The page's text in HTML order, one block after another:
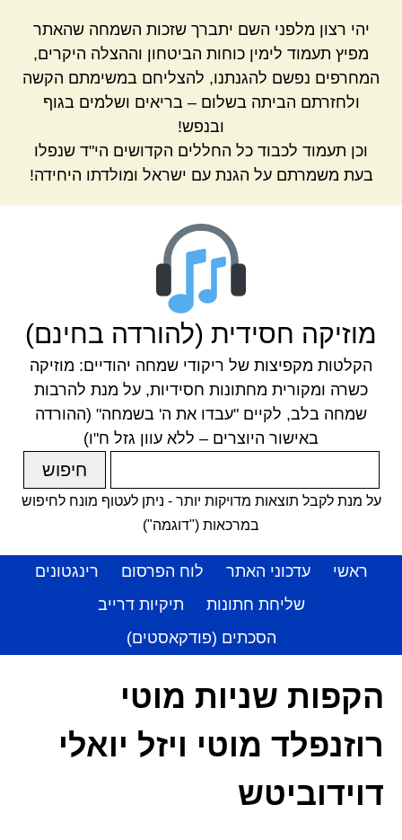
יהי רצון מלפני השם יתברך שזכות השמחה שהאתר
מפיץ תעמוד לימין כוחות הביטחון וההצלה היקרים,
המחרפים נפשם להגנתנו, להצליחם במשימתם הקשה
ולחזרתם הביתה בשלום – בריאים ושלמים בגוף
ובנפש!
וכן תעמוד לכבוד כל החללים הקדושים הי"ד שנפלו
בעת משמרתם על הגנת עם ישראל ומולדתו היחידה!
מוזיקה חסידית (להורדה בחינם)
הקלטות מקפיצות של ריקודי שמחה יהודיים: מוזיקה
כשרה ומקורית מחתונות חסידיות, על מנת להרבות
שמחה בלב, לקיים "עבדו את ה' בשמחה" (ההורדה
באישור היוצרים – ללא עוון גזל ח"ו)
על מנת לקבל תוצאות מדויקות יותר - ניתן לעטוף מונח לחיפוש
במרכאות ("דוגמה")
ראשי עדכוני האתר לוח הפרסום
רינגטונים
שליחת חתונות
תיקיות דרייב
הסכתים (פודקאסטים)
הקפות שניות מוטי
רוזנפלד מוטי ויזל יואלי
דוידוביטש